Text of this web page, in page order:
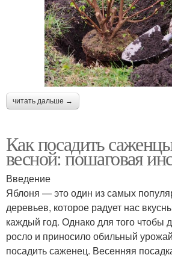
читать дальше →
Как посадить
весной: пошаговая
Введение
Яблоня — это один из самых
деревьев, которое радует нас
каждый год. Однако для того чтобы
росло и приносило обильный
посадить саженец. Весенняя